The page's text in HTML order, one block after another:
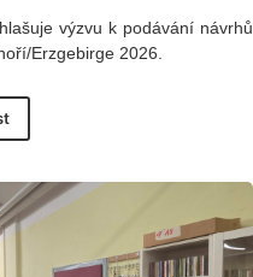
výzvu k podávání návrhů
Erzgebirge 2026.